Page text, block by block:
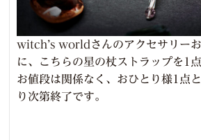
witch’s worldさんのアクセサリー
に、こちらの星の杖ストラップを1
お値段は関係なく、おひとり様1点
り次第終了です。